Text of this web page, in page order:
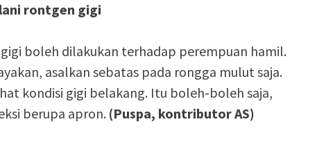
rontgen gigi
boleh dilakukan terhadap perempuan hamil.
asalkan sebatas pada rongga mulut saja.
kondisi gigi belakang. Itu boleh-boleh saja,
berupa apron. (Puspa, kontributor AS)